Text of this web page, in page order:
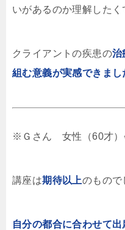
いがあるのか理解したく
クライアントの疾患の治
組む意義が実感できまし
※Ｇさん 女性（60才）
講座は期待以上のもので
自分の都合に合わせて